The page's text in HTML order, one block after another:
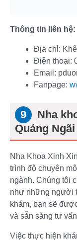
Thông tin liên hệ:
Địa chỉ:
Điện thoại:
Email:
Fanpage:
Nha
Quảng
Nha Khoa Xinh
trình độ chuyên
ngành. Chúng tôi
như những người
khám, bạn sẽ
và sẵn sàng tư
Việc thực hiện